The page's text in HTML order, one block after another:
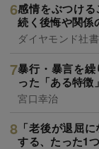
感情をぶつけ
続く後悔や関係
ダイヤモンド社
暴行・暴言を
った「ある特徴
宮口幸治
「老後が退屈
する、たった1